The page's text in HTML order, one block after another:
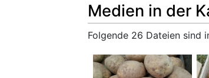
Medien in der
Folgende 26 Dateien sind